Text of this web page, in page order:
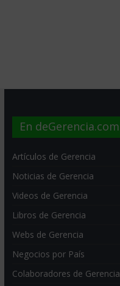
En deGerencia.com
Artículos de Gerencia
Noticias de Gerencia
Videos de Gerencia
Libros de Gerencia
Webs de Gerencia
Negocios por País
Colaboradores de Gerencia